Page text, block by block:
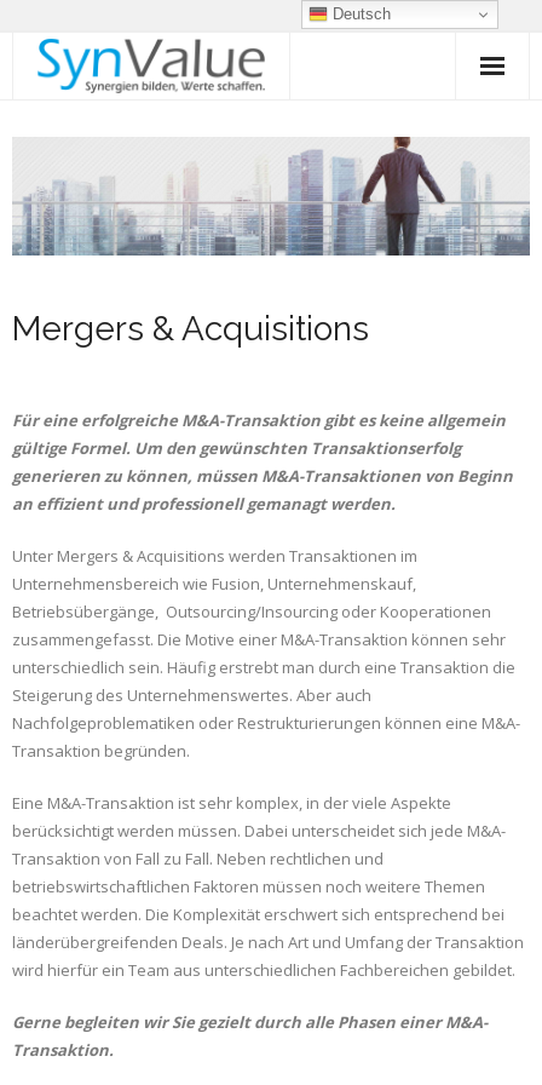
INTERIM MANAGEMENT
Integrierte Finanzplanung
Mergers & Acquisitions
Mergers & Acquisitions
Für eine erfolgreiche M&A-Transaktion gibt es keine allgemein
gültige Formel. Um den gewünschten Transaktionserfolg
generieren zu können, müssen M&A-Transaktionen von Beginn
an effizient und professionell gemanagt werden.
Unter Mergers & Acquisitions werden Transaktionen im
Unternehmensbereich wie Fusion, Unternehmenskauf,
Betriebsübergänge, Outsourcing/Insourcing oder Kooperationen
zusammengefasst. Die Motive einer M&A-Transaktion können sehr
unterschiedlich sein. Häufig erstrebt man durch eine Transaktion die
Steigerung des Unternehmenswertes. Aber auch
Nachfolgeproblematiken oder Restrukturierungen können eine M&A-
Transaktion begründen.
Eine M&A-Transaktion ist sehr komplex, in der viele Aspekte
berücksichtigt werden müssen. Dabei unterscheidet sich jede M&A-
Transaktion von Fall zu Fall. Neben rechtlichen und
betriebswirtschaftlichen Faktoren müssen noch weitere Themen
beachtet werden. Die Komplexität erschwert sich entsprechend bei
länderübergreifenden Deals. Je nach Art und Umfang der Transaktion
wird hierfür ein Team aus unterschiedlichen Fachbereichen gebildet.
Gerne begleiten wir Sie gezielt durch alle Phasen einer M&A-
Transaktion.
Deutsch